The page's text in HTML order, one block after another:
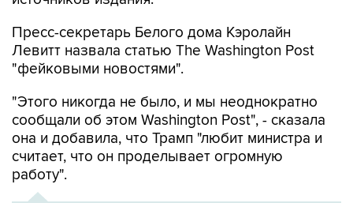
Пресс-секретарь Белого дома Кэролайн
Левитт назвала статью The Washington Post
"фейковыми новостями".
"Этого никогда не было, и мы неоднократно
сообщали об этом Washington Post", - сказала
она и добавила, что Трамп "любит министра и
считает, что он проделывает огромную
работу".